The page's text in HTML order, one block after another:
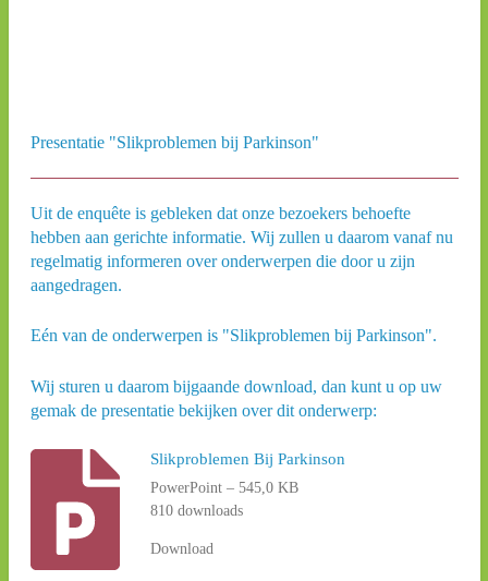
Presentatie "Slikproblemen bij Parkinson"
Uit de enquête is gebleken dat onze bezoekers behoefte
hebben aan gerichte informatie. Wij zullen u daarom vanaf nu
regelmatig informeren over onderwerpen die door u zijn
aangedragen.
Eén van de onderwerpen is "Slikproblemen bij Parkinson".
Wij sturen u daarom bijgaande download, dan kunt u op uw
gemak de presentatie bekijken over dit onderwerp:
Slikproblemen Bij Parkinson
PowerPoint – 545,0 KB
810 downloads
Download